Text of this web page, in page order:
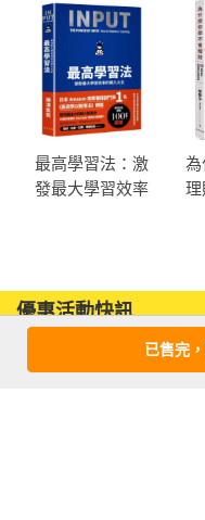
【 讓過度膨脹的「自己
少了「非得要～」的生活
看起來帥氣的人們
找出工作、興趣、日常的
練習「不要想買就買」
最高學習法：激
發最大學習效率
大更易閱讀翻
閱！）
理
優惠活動快訊
已售完